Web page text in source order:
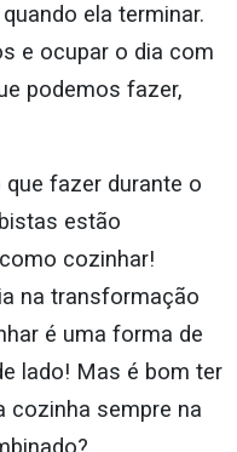
ela terminar.
e ocupar o dia com
podemos fazer,
fazer durante o
estão
cozinhar!
na transformação
é uma forma de
lado! Mas é bom ter
cozinha sempre na